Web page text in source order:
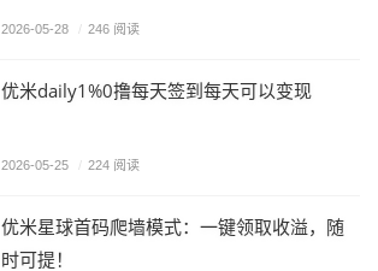
2026-05-28 / 246 阅读
优米daily1%0撸每天签到每天可以变现
2026-05-25 / 224 阅读
​优米星球首码爬墙模式：一键领取收溢，随
时可提！